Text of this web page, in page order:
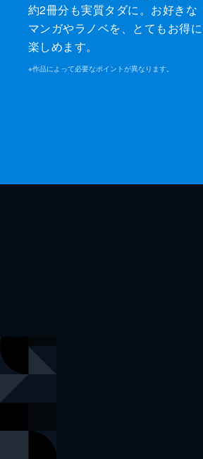
約2冊分も実質タダに。お好きな
マンガやラノベを、とてもお得に
楽しめます。
※作品によって必要なポイントが異なります。